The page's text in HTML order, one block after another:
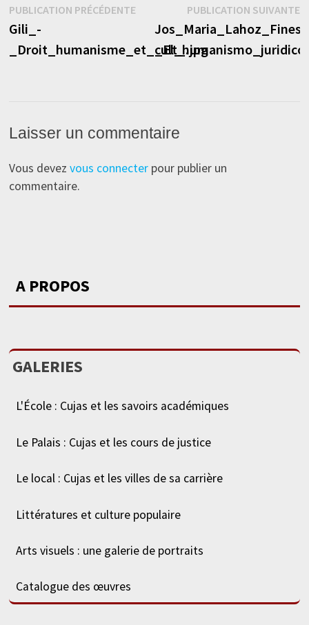
Navigation
de
l’article
PUBLICATION PRÉCÉDENTEPublication
précédente :
Gili_-
_Droit_humanisme_et_cult_.jpg
PUBLICATION SUIVANTE
Laisser un commentaire
Vous devez vous connecterpour publier un
commentaire.
A PROPOS
GALERIES
L'École : Cujas et les savoirs académiques
Le Palais : Cujas et les cours de justice
Le local : Cujas et les villes de sa carrière
Littératures et culture populaire
Arts visuels : une galerie de portraits
Catalogue des œuvres